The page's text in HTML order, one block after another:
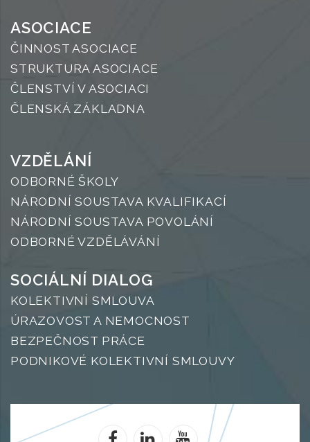
ASOCIACE
ČINNOST ASOCIACE
STRUKTURA ASOCIACE
ČLENSTVÍ V ASOCIACI
ČLENSKÁ ZÁKLADNA
VZDĚLÁNÍ
ODBORNÉ ŠKOLY
NÁRODNÍ SOUSTAVA KVALIFIKACÍ
NÁRODNÍ SOUSTAVA POVOLÁNÍ
ODBORNÉ VZDĚLÁVÁNÍ
SOCIÁLNÍ DIALOG
KOLEKTIVNÍ SMLOUVA
ÚRAZOVOST A NEMOCNOST
BEZPEČNOST PRÁCE
PODNIKOVÉ KOLEKTIVNÍ SMLOUVY